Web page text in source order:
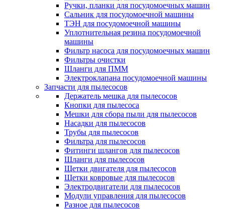
Ручки, планки для посудомоечных машин
Сальник для посудомоечной машины
ТЭН для посудомоечной машины
Уплотнительная резина посудомоечной
машины
Фильтр насоса для посудомоечных машин
Фильтры очистки
Шланги для ПММ
Электроклапана посудомоечной машины
Запчасти для пылесосов
Держатель мешка для пылесосов
Кнопки для пылесоса
Мешки для сбора пыли для пылесосов
Насадки для пылесосов
Трубы для пылесосов
Фильтра для пылесосов
Фитинги шлангов для пылесосов
Шланги для пылесосов
Щетки двигателя для пылесосов
Щетки ковровые для пылесосов
Электродвигатели для пылесосов
Модули управления для пылесосов
Разное для пылесосов